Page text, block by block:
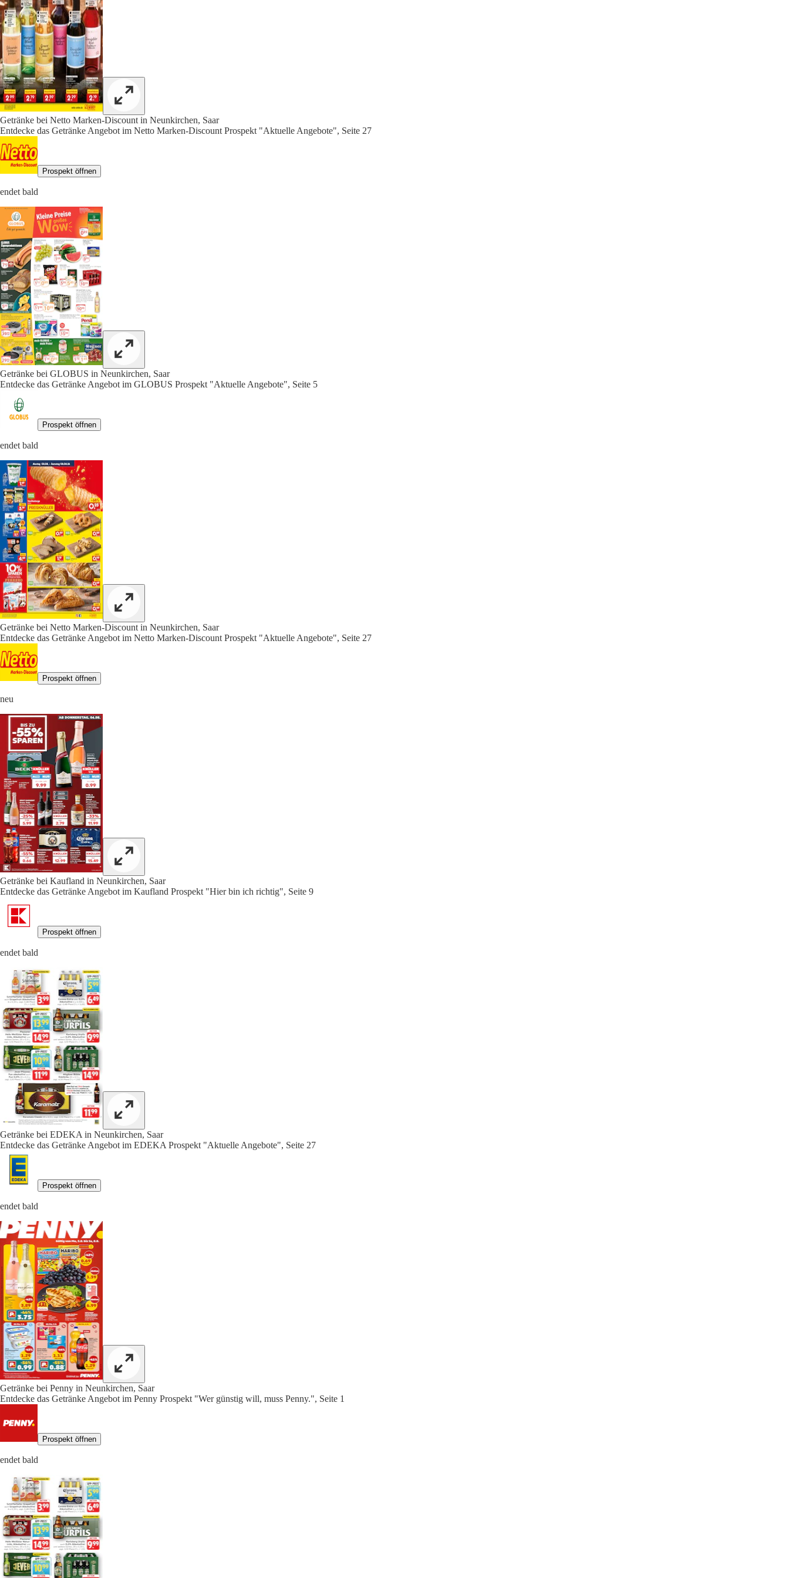
Getränke bei Netto Marken-Discount in Neunkirchen, Saar
Entdecke das Getränke Angebot im Netto Marken-Discount Prospekt "Aktuelle Angebote", Seite 27
Prospekt öffnen
endet bald
Getränke bei GLOBUS in Neunkirchen, Saar
Entdecke das Getränke Angebot im GLOBUS Prospekt "Aktuelle Angebote", Seite 5
Prospekt öffnen
endet bald
Getränke bei Netto Marken-Discount in Neunkirchen, Saar
Entdecke das Getränke Angebot im Netto Marken-Discount Prospekt "Aktuelle Angebote", Seite 27
Prospekt öffnen
neu
Getränke bei Kaufland in Neunkirchen, Saar
Entdecke das Getränke Angebot im Kaufland Prospekt "Hier bin ich richtig", Seite 9
Prospekt öffnen
endet bald
Getränke bei EDEKA in Neunkirchen, Saar
Entdecke das Getränke Angebot im EDEKA Prospekt "Aktuelle Angebote", Seite 27
Prospekt öffnen
endet bald
Getränke bei Penny in Neunkirchen, Saar
Entdecke das Getränke Angebot im Penny Prospekt "Wer günstig will, muss Penny.", Seite 1
Prospekt öffnen
endet bald